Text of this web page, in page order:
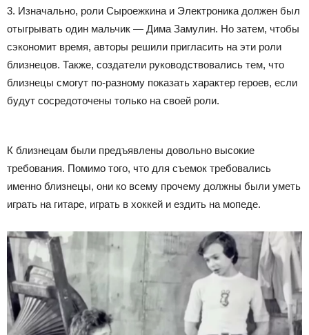
3. Изначально, роли Сыроежкина и Электроника должен был
отыгрывать один мальчик — Дима Замулин. Но затем, чтобы
сэкономит время, авторы решили пригласить на эти роли
близнецов. Также, создатели руководствовались тем, что
близнецы смогут по-разному показать характер героев, если
будут сосредоточены только на своей роли.
К близнецам были предъявлены довольно высокие
требования. Помимо того, что для съемок требовались
именно близнецы, они ко всему прочему должны были уметь
играть на гитаре, играть в хоккей и ездить на мопеде.